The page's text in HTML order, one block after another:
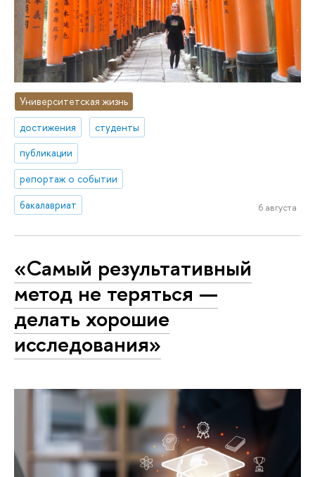
Университетская жизнь
достижения
студенты
публикации
репортаж о событии
бакалавриат
6 августа
«Самый результативный
метод не теряться —
делать хорошие
исследования»